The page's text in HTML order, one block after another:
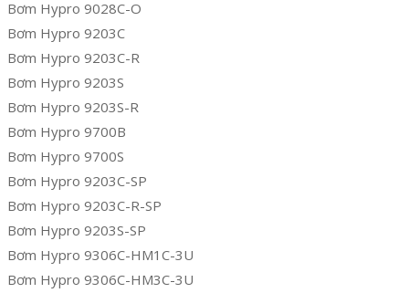
Bơm Hypro 9028C-O
Bơm Hypro 9203C
Bơm Hypro 9203C-R
Bơm Hypro 9203S
Bơm Hypro 9203S-R
Bơm Hypro 9700B
Bơm Hypro 9700S
Bơm Hypro 9203C-SP
Bơm Hypro 9203C-R-SP
Bơm Hypro 9203S-SP
Bơm Hypro 9306C-HM1C-3U
Bơm Hypro 9306C-HM3C-3U